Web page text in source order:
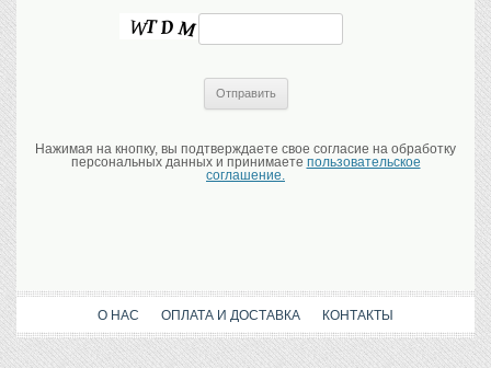
Нажимая на кнопку, вы подтверждаете свое согласие на обработку
персональных данных и принимаете пользовательское
соглашение.
О НАС ОПЛАТА И ДОСТАВКА КОНТАКТЫ